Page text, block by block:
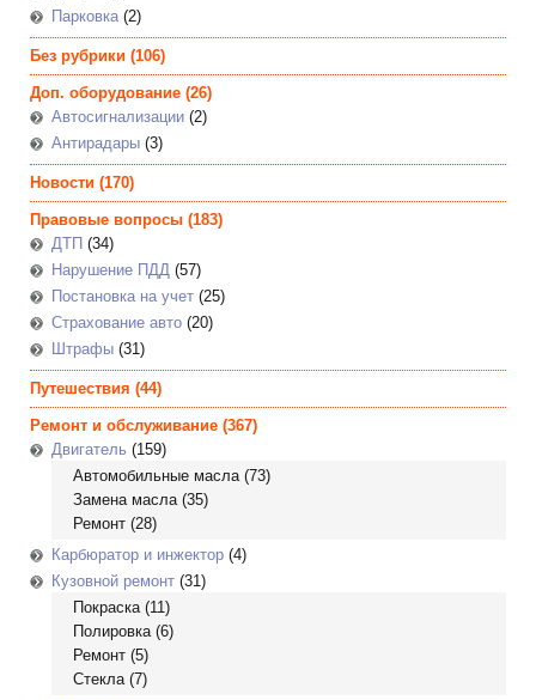
Парковка(2)
Без рубрики (106)
Доп. оборудование (26)
Автосигнализации (2)
Антирадары (3)
Новости (170)
Правовые вопросы (183)
ДТП (34)
Нарушение ПДД (57)
Постановка на учет (25)
Страхование авто (20)
Штрафы (31)
Путешествия (44)
Ремонт и обслуживание (367)
Двигатель (159)
Автомобильные масла(73)
Замена масла(35)
Ремонт (28)
Карбюратор и инжектор (4)
Кузовной ремонт (31)
Покраска(11)
Полировка(6)
Ремонт (5)
Стекла(7)